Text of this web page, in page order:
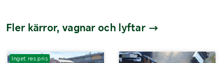
Fler kärror, vagnar och lyftar
Inget res.pris